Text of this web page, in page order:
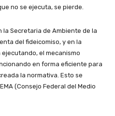
no se ejecuta, se pierde.
la Secretaria de Ambiente de la
del fideicomiso, y en la
el mecanismo
en forma eficiente para
la normativa. Esto se
(Consejo Federal del Medio